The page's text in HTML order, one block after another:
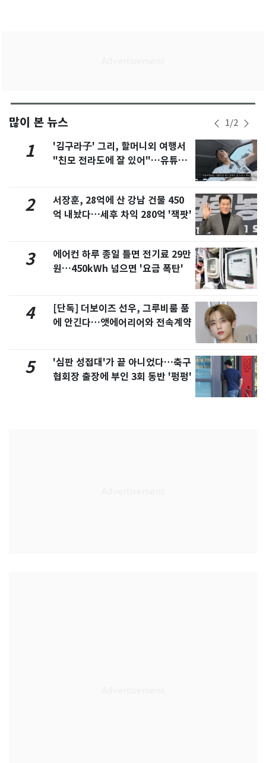
많이 본 뉴스 1/2
1
'김구라子' 그리, 할머니외 여행서
"친모 전라도에 잘 있어"…유튜브
2
서장훈, 28억에 산 강남 건물 450
억 내놨다…세후 차익 280억 '잭팟'
3
에어컨 하루 종일 틀면 전기료 29만
원…450kWh 넘으면 '요금 폭탄'
4
[단독] 더보이즈 선우, 그루비룸 품
에 안긴다…앳에어리어와 전속계약
5
'심판 성접대'가 끝 아니었다…축구
협회장 출장에 부인 3회 동반 '펑펑'